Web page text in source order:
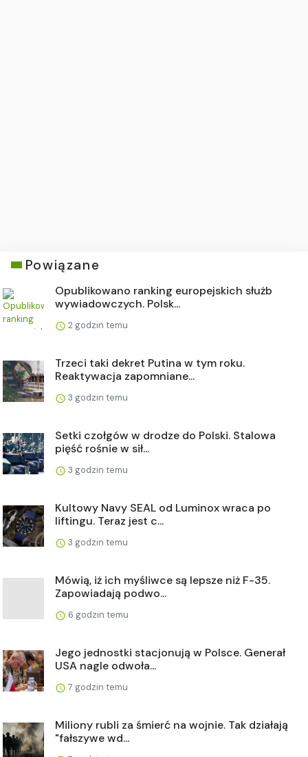
Powiązane
Opublikowano ranking europejskich służb
wywiadowczych. Polsk...
2 godzin temu
Trzeci taki dekret Putina w tym roku.
Reaktywacja zapomniane...
3 godzin temu
Setki czołgów w drodze do Polski. Stalowa
pięść rośnie w sił...
3 godzin temu
Kultowy Navy SEAL od Luminox wraca po
liftingu. Teraz jest c...
3 godzin temu
Mówią, iż ich myśliwce są lepsze niż F-35.
Zapowiadają podwo...
6 godzin temu
Jego jednostki stacjonują w Polsce. Generał
USA nagle odwoła...
7 godzin temu
Miliony rubli za śmierć na wojnie. Tak działają
"fałszywe wd...